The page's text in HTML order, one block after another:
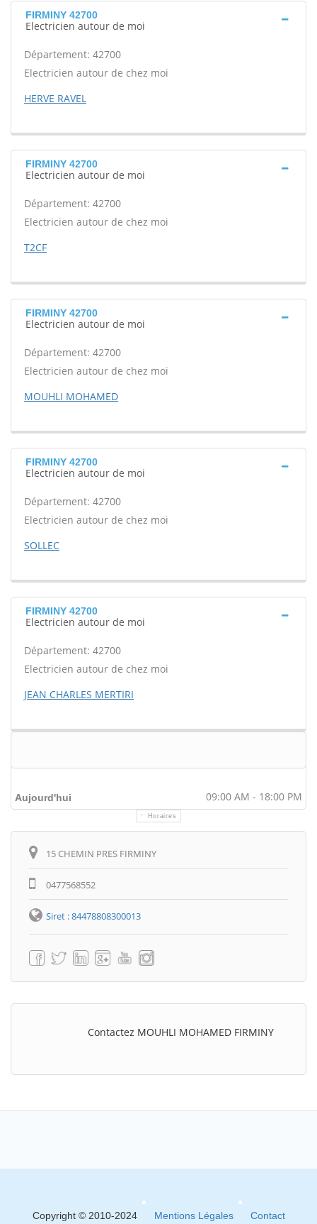
FIRMINY 42700
Electricien autour de moi
Département: 42700
Electricien autour de chez moi
HERVE RAVEL
FIRMINY 42700
Electricien autour de moi
Département: 42700
Electricien autour de chez moi
T2CF
FIRMINY 42700
Electricien autour de moi
Département: 42700
Electricien autour de chez moi
MOUHLI MOHAMED
FIRMINY 42700
Electricien autour de moi
Département: 42700
Electricien autour de chez moi
SOLLEC
FIRMINY 42700
Electricien autour de moi
Département: 42700
Electricien autour de chez moi
JEAN CHARLES MERTIRI
Aujourd'hui 09:00 AM - 18:00 PM
Horaires
15 CHEMIN PRES FIRMINY
0477568552
Siret : 84478808300013
Contactez MOUHLI MOHAMED FIRMINY
Copyright © 2010-2024 Mentions Légales Contact